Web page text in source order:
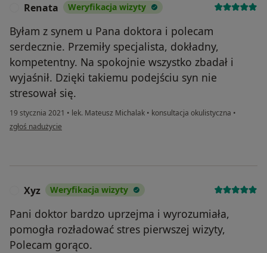
Renata Weryfikacja wizyty
Byłam z synem u Pana doktora i polecam
serdecznie. Przemiły specjalista, dokładny,
kompetentny. Na spokojnie wszystko zbadał i
wyjaśnił. Dzięki takiemu podejściu syn nie
stresował się.
19 stycznia 2021 • lek. Mateusz Michalak • konsultacja okulistyczna •
w opinii użytkownika Renata
zgłoś nadużycie
Xyz Weryfikacja wizyty
Pani doktor bardzo uprzejma i wyrozumiała,
pomogła rozładować stres pierwszej wizyty,
Polecam gorąco.